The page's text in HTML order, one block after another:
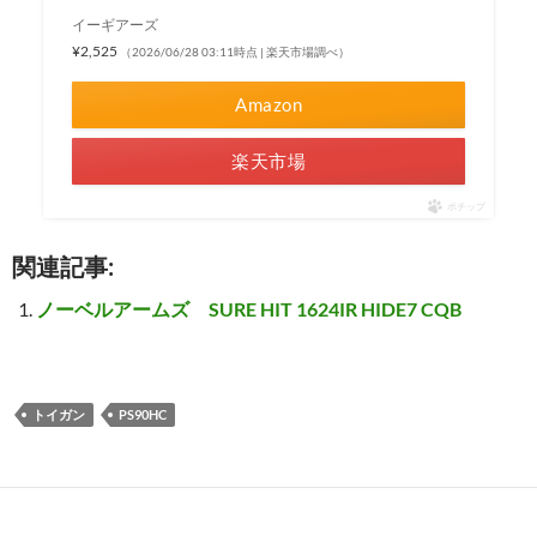
イーギアーズ
¥2,525
（2026/06/28 03:11時点 | 楽天市場調べ）
Amazon
楽天市場
ポチップ
関連記事:
ノーベルアームズ SURE HIT 1624IR HIDE7 CQB
トイガン PS90HC